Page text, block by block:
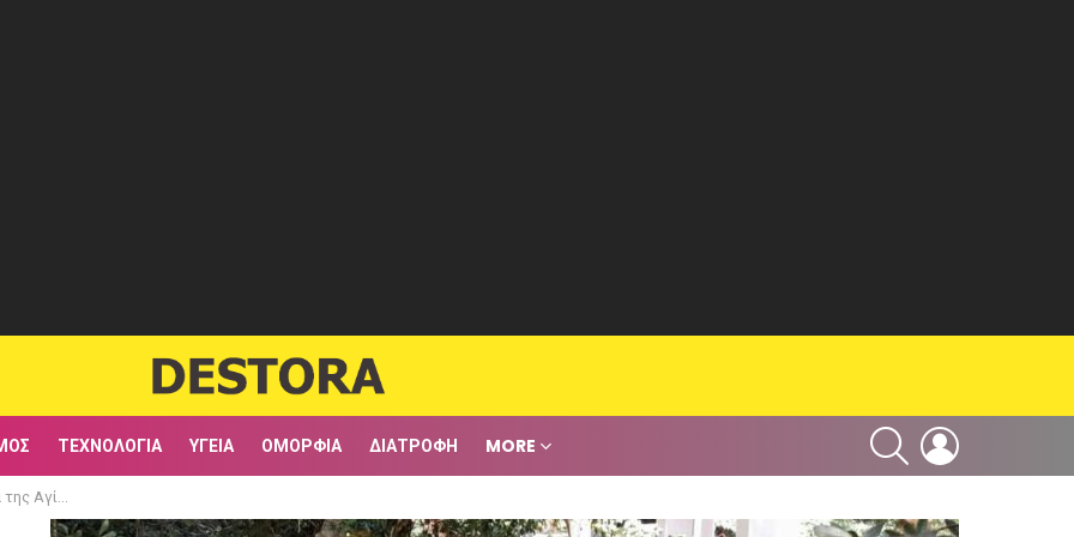
ΤΕΧΝΟΛΟΓΊΑ ΥΓΕΊΑ ΟΜΟΡΦΙΆ ΔΙΑΤΡΟΦΉ MORE
SEARCH
πεντακάθαρο